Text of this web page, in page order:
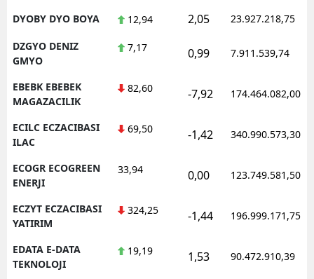
DYOBY DYO BOYA 12,94 2,05 23.927.218,75
DZGYO DENIZ
GMYO
7,17 0,99 7.911.539,74
EBEBK EBEBEK
MAGAZACILIK
82,60 -7,92 174.464.082,00
ECILC ECZACIBASI
ILAC
69,50 -1,42 340.990.573,30
ECOGR ECOGREEN
ENERJI
33,94 0,00 123.749.581,50
ECZYT ECZACIBASI
YATIRIM
324,25 -1,44 196.999.171,75
EDATA E-DATA
TEKNOLOJI
19,19 1,53 90.472.910,39